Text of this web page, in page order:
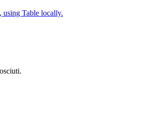
using Table locally.